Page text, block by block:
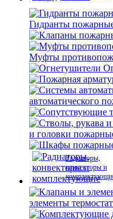
Гидранты
Муфты
автоматического
и головки
Радиаторы,
конвекторы и
элементы